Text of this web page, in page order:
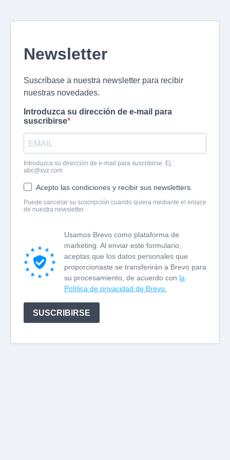
Newsletter
Suscríbase a nuestra newsletter para recibir
nuestras novedades.
Introduzca su dirección de e-mail para
suscribirse
Introduzca su dirección de e-mail para suscribirse. Ej.:
abc@xyz.com
Acepto las condiciones y recibir sus newsletters.
Puede cancelar su suscripción cuando quiera mediante el enlace
de nuestra newsletter.
Usamos Brevo como plataforma de
marketing. Al enviar este formulario,
aceptas que los datos personales que
proporcionaste se transferirán a Brevo para
su procesamiento, de acuerdo con la
Política de privacidad de Brevo.
SUSCRIBIRSE